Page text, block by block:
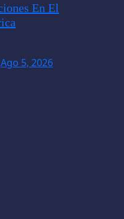
En El
Ago 5, 2026